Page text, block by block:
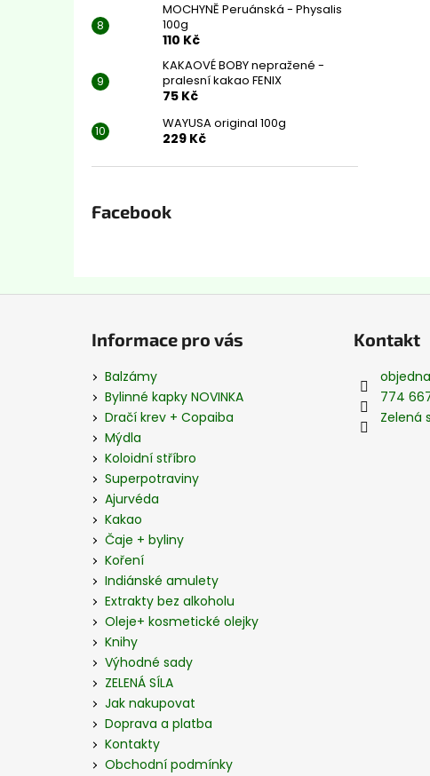
MOCHYNĚ Peruánská - Physalis
100g
110 Kč
KAKAOVÉ BOBY nepražené -
pralesní kakao FENIX
75 Kč
WAYUSA original 100g
229 Kč
Facebook
Informace pro vás
Balzámy
Bylinné kapky NOVINKA
Dračí krev + Copaiba
Mýdla
Koloidní stříbro
Superpotraviny
Ajurvéda
Kakao
Čaje + byliny
Koření
Indiánské amulety
Extrakty bez alkoholu
Oleje+ kosmetické olejky
Knihy
Výhodné sady
ZELENÁ SÍLA
Jak nakupovat
Doprava a platba
Kontakty
Obchodní podmínky
Kontakt
774
Zelená